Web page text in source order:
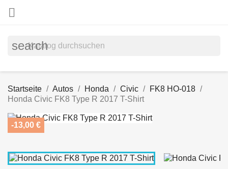

search
Startseite Autos Honda Civic
FK8 HO-018
Honda Civic FK8 Type R 2017 T-Shirt
-13,00 €